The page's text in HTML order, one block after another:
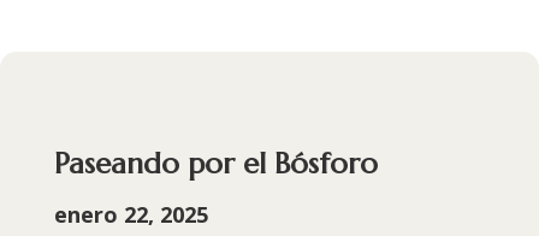
Paseando por el Bósforo
enero 22, 2025